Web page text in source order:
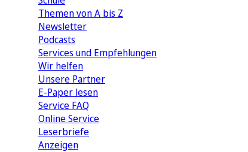
Themen von A bis Z
Newsletter
Podcasts
Services und Empfehlungen
Wir helfen
Unsere Partner
E-Paper lesen
Service FAQ
Online Service
Leserbriefe
Anzeigen